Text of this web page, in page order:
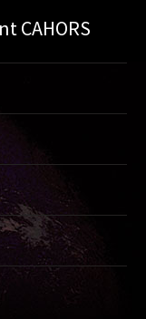
CAHORS